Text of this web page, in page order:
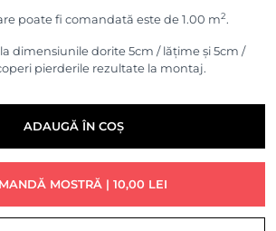
poate fi comandată este de 1.00 m2.
dimensiunile dorite 5cm / lățime și 5cm /
pierderile rezultate la montaj.
ADAUGĂ ÎN COȘ
MOSTRĂ | 10,00 LEI